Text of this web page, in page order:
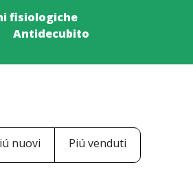
fisiologiche
Antidecubito
nuovi Piú venduti